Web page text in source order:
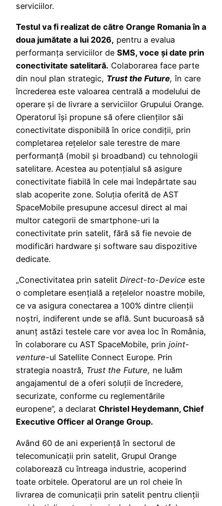
serviciilor.
Testul va fi realizat de către Orange Romania în a
doua jumătate a lui 2026, pentru a evalua
performanța serviciilor de SMS, voce și date prin
conectivitate satelitară. Colaborarea face parte
din noul plan strategic, Trust the Future,în care
încrederea este valoarea centrală a modelului de
operare și de livrare a serviciilor Grupului Orange.
Operatorul își propune să ofere clienților săi
conectivitate disponibilă în orice condiții, prin
completarea rețelelor sale terestre de mare
performanță (mobil și broadband) cu tehnologii
satelitare. Acestea au potențialul să asigure
conectivitate fiabilă în cele mai îndepărtate sau
slab acoperite zone. Soluția oferită de AST
SpaceMobile presupune accesul direct al mai
multor categorii de smartphone-uri la
conectivitate prin satelit, fără să fie nevoie de
modificări hardware și software sau dispozitive
dedicate.
„Conectivitatea prin satelit Direct-to-Device este
o completare esențială a rețelelor noastre mobile,
ce va asigura conectarea a 100% dintre clienții
noștri, indiferent unde se află. Sunt bucuroasă să
anunț astăzi testele care vor avea loc în România,
în colaborare cu AST SpaceMobile, prin joint-
venture-ul Satellite Connect Europe. Prin
strategia noastră, Trust the Future, ne luăm
angajamentul de a oferi soluții de încredere,
securizate, conforme cu reglementările
europene”, a declarat Christel Heydemann, Chief
Executive Officer al Orange Group.
Având 60 de ani experiență în sectorul de
telecomunicații prin satelit, Grupul Orange
colaborează cu întreaga industrie, acoperind
toate orbitele. Operatorul are un rol cheie în
livrarea de comunicații prin satelit pentru clienții